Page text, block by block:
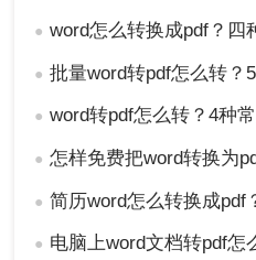
● word怎么转换成pdf？四种实用方法
● 批量word转pdf怎么转？
● word转pdf怎么转？4种
● 怎样免费把word转换为pdf
● 简历word怎么转换成pdf？
● 电脑上word文档转pdf怎么转